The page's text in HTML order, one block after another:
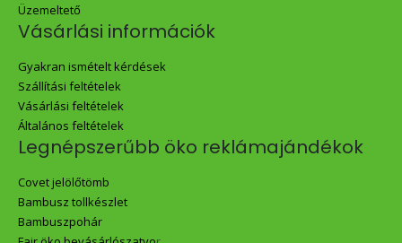
Üzemeltető
Vásárlási információk
Gyakran ismételt kérdések
Szállítási feltételek
Vásárlási feltételek
Általános feltételek
Legnépszerűbb öko reklámajándékok
Covet jelölőtömb
Bambusz tollkészlet
Bambuszpohár